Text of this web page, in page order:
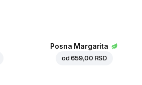
Posna Margarita
od659,00 RSD